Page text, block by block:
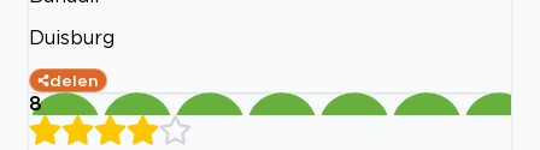
Duisburg
delen
8